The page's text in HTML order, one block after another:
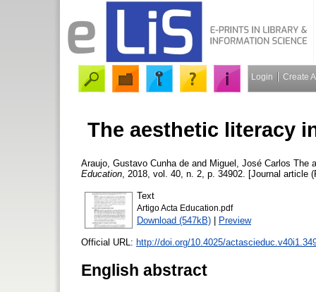
Login Create
The aesthetic literacy
Araujo, Gustavo Cunha de and Miguel, José Carlos The
Education , 2018, vol. 40, n. 2, p. 34902. [Journal article
Text
Artigo Acta Education.pdf
Download (547kB) | Preview
Official URL: http://doi.org/10.4025/
English abstract